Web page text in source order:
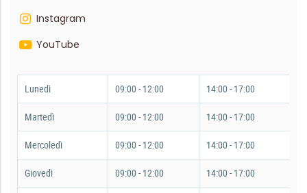
Instagram
YouTube
Lunedì 09:00 - 12:00 14:00 - 17:00
Martedì 09:00 - 12:00 14:00 - 17:00
Mercoledì 09:00 - 12:00 14:00 - 17:00
Giovedì 09:00 - 12:00 14:00 - 17:00